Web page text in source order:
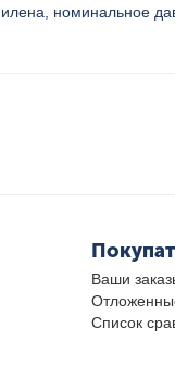
номинальное
Ваши
Список